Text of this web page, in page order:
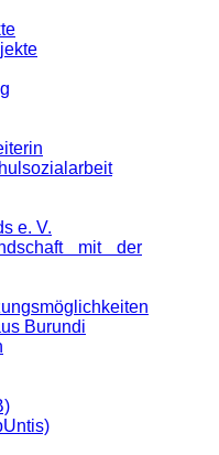
e. V.
mit der
Burundi